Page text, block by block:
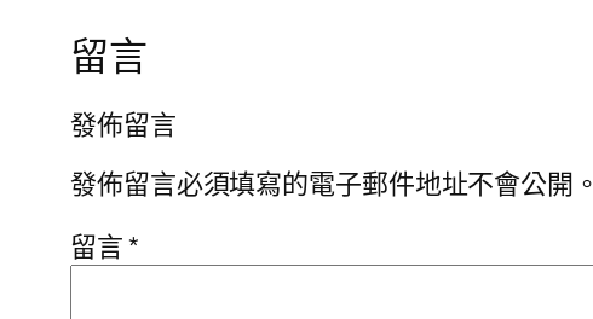
留言
發佈留言
發佈留言必須填寫的電子郵件地址不會公開。
留言*